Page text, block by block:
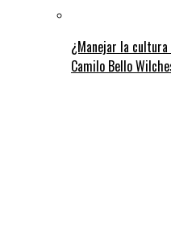
¿Manejar la
Camilo Bello